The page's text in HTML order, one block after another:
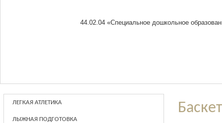
44.02.04 «Специальное дошкольное
ЛЕГКАЯ АТЛЕТИКА
ЛЫЖНАЯ ПОДГОТОВКА